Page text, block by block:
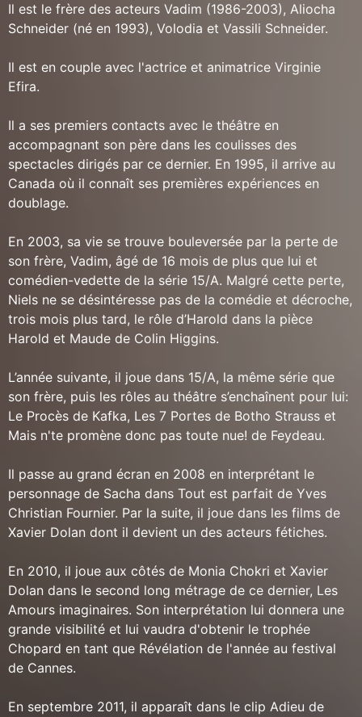
Il est le frère des acteurs Vadim (1986-2003), Aliocha
Schneider (né en 1993), Volodia et Vassili Schneider.
Il est en couple avec l'actrice et animatrice Virginie
Efira.
Il a ses premiers contacts avec le théâtre en
accompagnant son père dans les coulisses des
spectacles dirigés par ce dernier. En 1995, il arrive au
Canada où il connaît ses premières expériences en
doublage.
En 2003, sa vie se trouve bouleversée par la perte de
son frère, Vadim, âgé de 16 mois de plus que lui et
comédien-vedette de la série 15/A. Malgré cette perte,
Niels ne se désintéresse pas de la comédie et décroche,
trois mois plus tard, le rôle d’Harold dans la pièce
Harold et Maude de Colin Higgins.
L’année suivante, il joue dans 15/A, la même série que
son frère, puis les rôles au théâtre s’enchaînent pour lui:
Le Procès de Kafka, Les 7 Portes de Botho Strauss et
Mais n'te promène donc pas toute nue! de Feydeau.
Il passe au grand écran en 2008 en interprétant le
personnage de Sacha dans Tout est parfait de Yves
Christian Fournier. Par la suite, il joue dans les films de
Xavier Dolan dont il devient un des acteurs fétiches.
En 2010, il joue aux côtés de Monia Chokri et Xavier
Dolan dans le second long métrage de ce dernier, Les
Amours imaginaires. Son interprétation lui donnera une
grande visibilité et lui vaudra d'obtenir le trophée
Chopard en tant que Révélation de l'année au festival
de Cannes.
En septembre 2011, il apparaît dans le clip Adieu de